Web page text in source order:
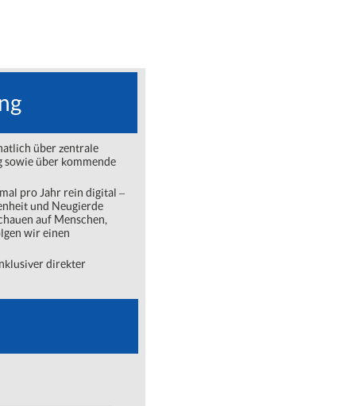
über zentrale
sowie über kommende
pro Jahr rein digital ‒
und Neugierde
auf Menschen,
wir einen
direkter